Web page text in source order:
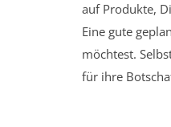
auf Produkte,
Eine gute
möchtest.
für ihre